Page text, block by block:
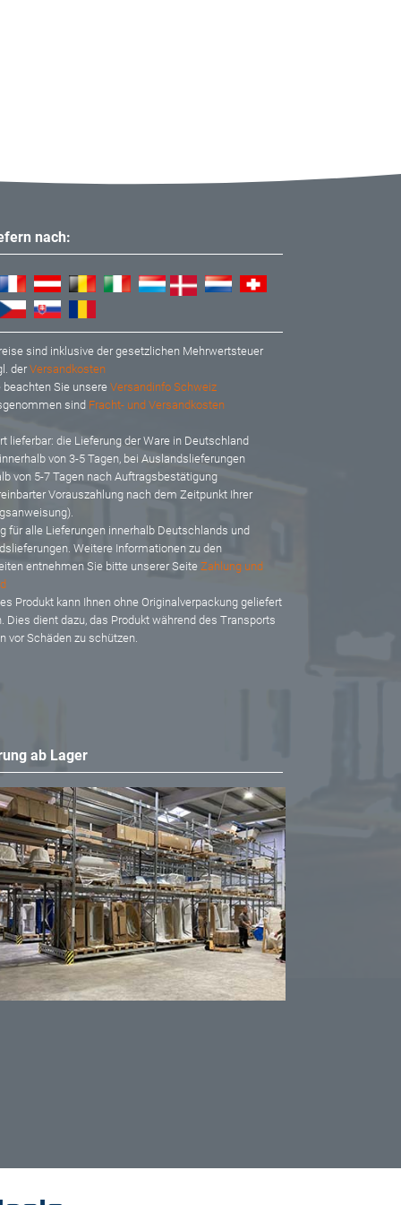
nach:
sind inklusive der gesetzlichen Mehrwertsteuer
derVersandkosten
Sie unsereVersandinfo Schweiz
sind Fracht- und Versandkosten
lieferbar: die Lieferung der Ware in Deutschland
von 3-5 Tagen, bei Auslandslieferungen
von 5-7 Tagen nach Auftragsbestätigung
Vorauszahlung nach dem Zeitpunkt Ihrer
für alle Lieferungen innerhalb Deutschlands und
Weitere Informationen zu den
entnehmen Sie bitte unserer Seite Zahlung und
Produkt kann Ihnen ohne Originalverpackung geliefert
Dies dient dazu, das Produkt während des Transports
vor Schäden zu schützen.
ab Lager